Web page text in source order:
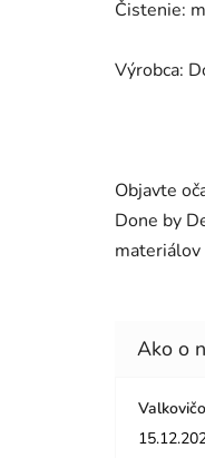
Čistenie:
Výrobca:
Objavte
Done by
materiálov